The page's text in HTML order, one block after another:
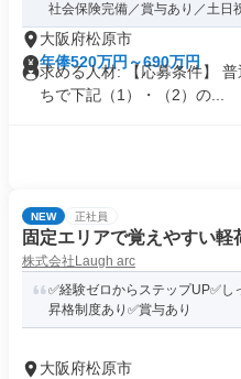
社会保険完備／賞与あり／土日
大阪府松原市
年俸520万円～690万円
求める人材: 【応募条件】
ちで下記（1）・（2）の...
NEW 正社員
固定エリアで覚えやすい
株式会社Laugh arc
✅経験ゼロからステップUP✅し
昇格制度あり✅賞与あり
大阪府松原市